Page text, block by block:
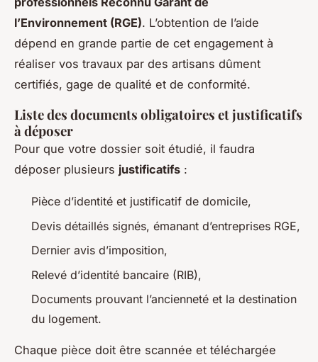
l’Environnement (RGE). L’obtention de l’aide
dépend en grande partie de cet engagement à
réaliser vos travaux par des artisans dûment
certifiés, gage de qualité et de conformité.
Liste des documents obligatoires et justificatifs
à déposer
Pour que votre dossier soit étudié, il faudra
déposer plusieurs justificatifs :
Pièce d’identité et justificatif de domicile,
Devis détaillés signés, émanant d’entreprises RGE,
Dernier avis d’imposition,
Relevé d’identité bancaire (RIB),
Documents prouvant l’ancienneté et la destination
du logement.
Chaque pièce doit être scannée et téléchargée